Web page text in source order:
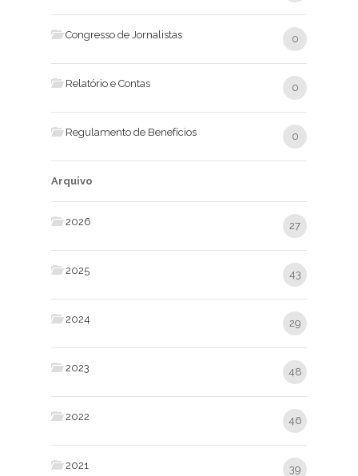
Congresso de Jornalistas 0
Relatório e Contas 0
Regulamento de Benefícios 0
Arquivo
2026 27
2025 43
2024 29
2023 48
2022 46
2021 39